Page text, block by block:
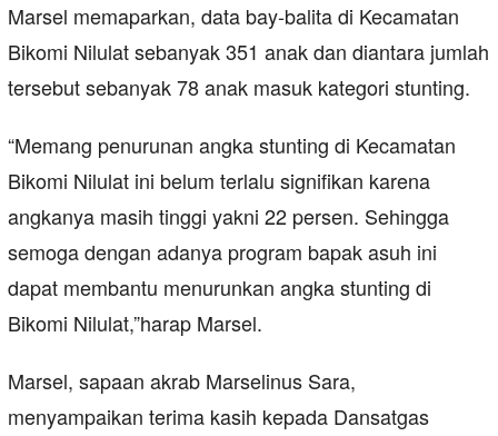
Marsel memaparkan, data bay-balita di Kecamatan
Bikomi Nilulat sebanyak 351 anak dan diantara jumlah
tersebut sebanyak 78 anak masuk kategori stunting.
“Memang penurunan angka stunting di Kecamatan
Bikomi Nilulat ini belum terlalu signifikan karena
angkanya masih tinggi yakni 22 persen. Sehingga
semoga dengan adanya program bapak asuh ini
dapat membantu menurunkan angka stunting di
Bikomi Nilulat,”harap Marsel.
Marsel, sapaan akrab Marselinus Sara,
menyampaikan terima kasih kepada Dansatgas